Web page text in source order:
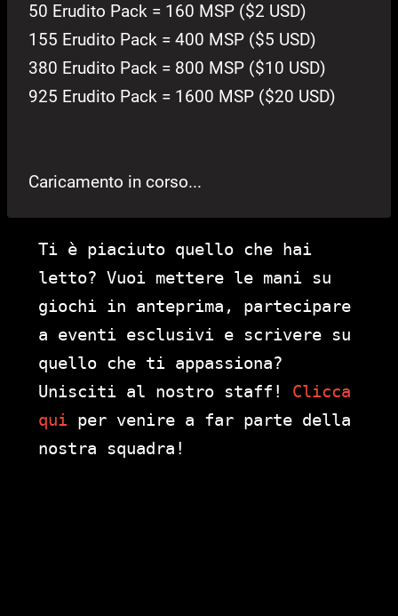
50 Erudito Pack = 160 MSP ($2 USD)
155 Erudito Pack = 400 MSP ($5 USD)
380 Erudito Pack = 800 MSP ($10 USD)
925 Erudito Pack = 1600 MSP ($20 USD)
Caricamento in corso...
Ti è piaciuto quello che hai
letto? Vuoi mettere le mani su
giochi in anteprima, partecipare
a eventi esclusivi e scrivere su
quello che ti appassiona?
Unisciti al nostro staff! Clicca
qui per venire a far parte della
nostra squadra!